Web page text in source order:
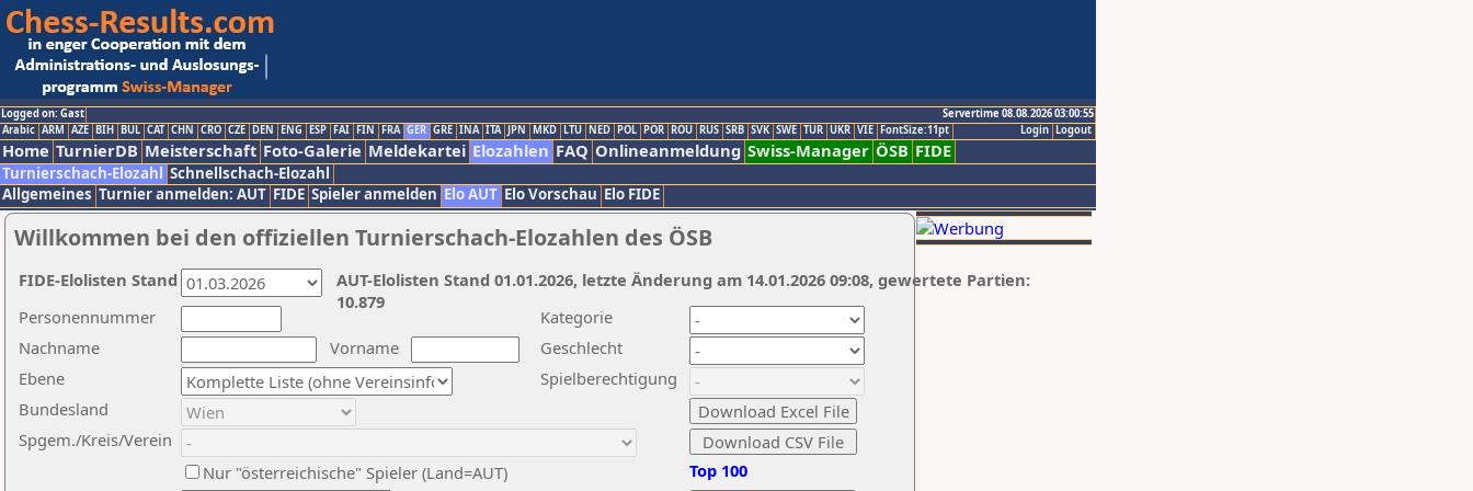
Logged on: Gast
Servertime 08.08.2026 03:00:55
Logout
Login
Arabic ARM AZE BIH BUL CAT CHN CRO CZE DEN ENG ESP FAI FIN FRA GER GRE INA ITA JPN MKD LTU NED POL POR ROU RUS SRB SVK SWE TUR UKR VIE FontSize:11pt
Home TurnierDB Meisterschaft Foto-Galerie Meldekartei Elozahlen FAQ Onlineanmeldung Swiss-Manager ÖSB FIDE
Turnierschach-Elozahl Schnellschach-Elozahl
Allgemeines Turnier anmelden: AUT FIDE Spieler anmelden Elo AUT Elo Vorschau Elo FIDE
Willkommen bei den offiziellen Turnierschach-Elozahlen des ÖSB
Nachname
Vorname
Ebene
Kategorie
Personennummer
Bundesland
Spgem./Kreis/Verein
Geschlecht
Nur "österreichische" Spieler (Land=AUT)
Spielberechtigung
Top 100
AUT-Elolisten Stand 01.01.2026, letzte Änderung am 14.01.2026 09:08, gewertete Partien:
10.879
FIDE-Elolisten Stand